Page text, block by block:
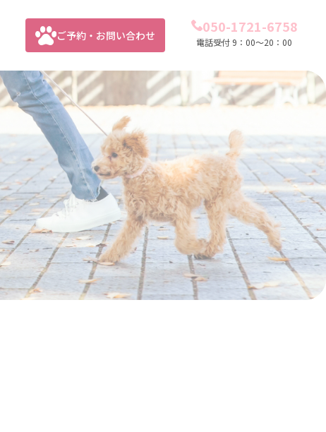
ご予約・お問い合わせ 050-1721-6758
電話受付 9：00～20：00